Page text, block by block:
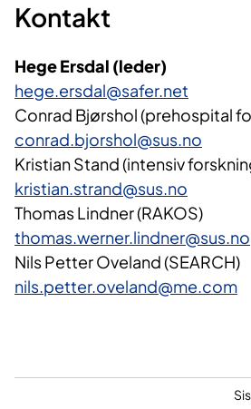
Kontakt
Hege Ersdal (leder)
hege.ersdal@safer.net
Conrad Bjørshol (prehospital
conrad.bjorshol@sus.no
Kristian Stand (intensiv
kristian.strand@sus.no
Thomas Lindner (RAKOS)
thomas.werner.lindner@sus.no
Nils Petter Oveland (SEARCH)
nils.petter.oveland@me.com